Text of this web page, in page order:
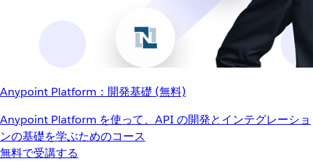
Anypoint Platform：開発基礎 (無料)
Anypoint Platform を使って、API の開発とインテグレーショ
ンの基礎を学ぶためのコース
無料で受講する